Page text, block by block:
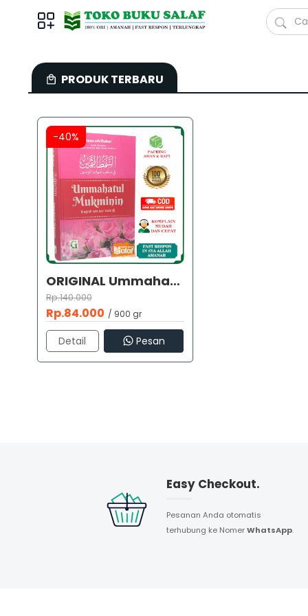
PRODUK TERBARU
-40%
ORIGINAL Ummahatul Mukminin
Rp.140.000
Rp.84.000 900 gr
Detail Pesan
Easy Checkout.
Pesanan Anda otomatis
terhubung ke NomerWhatsApp.